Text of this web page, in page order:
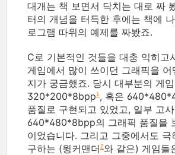
대개는 책 보면서 닥치는 대로 짜
터의 개념을 터득한 후에는 책에
로그램 따위의 예제를 짜봤죠.
C로 기본적인 것들을 대충 익히고
게임에서 많이 쓰이던 그래픽을 어
지가 궁금했죠. 당시 대부분의 게
320*200*8bpp1 , 혹은
품질로 구현되고 있었고, 일부 고
640*480*8bpp의 그래픽 품질을
이었습니다. 그리고 그중에서도 극
구하는 (윙커맨더2와 같은) 게임들